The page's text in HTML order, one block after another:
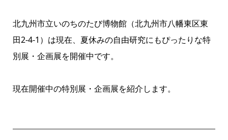
北九州市立いのちのたび博物館（北九州市八幡東区東
田2-4-1）は現在、夏休みの自由研究にもぴったりな特
別展・企画展を開催中です。
現在開催中の特別展・企画展を紹介します。